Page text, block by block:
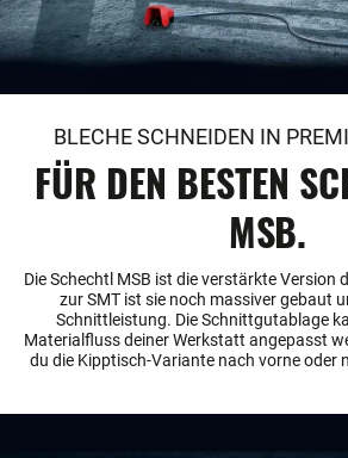
BLECHE SCHNEIDEN IN
FÜR DEN BESTEN
MSB.
Die Schechtl MSB ist die verstärkte Version
zur SMT ist sie noch massiver gebaut
Schnittleistung. Die Schnittgutablage
Materialfluss deiner Werkstatt angepasst
du die Kipptisch-Variante nach vorne oder